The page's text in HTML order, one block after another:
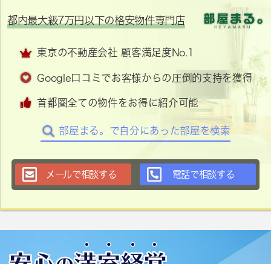
都内最大級7万円以下の格安物件専門店
東京の不動産会社 顧客満足度No.1
Google口コミでお客様からの圧倒的支持を獲得
首都圏全ての物件をお得に紹介可能
部屋まる。で自分にあった部屋を検索
メールで相談する 電話で相談する